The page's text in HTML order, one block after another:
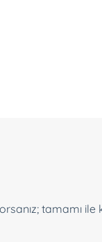
tamamı